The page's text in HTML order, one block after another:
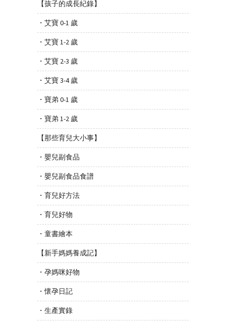
【孩子的成長紀錄】
・艾寶 0-1 歲
・艾寶 1-2 歲
・艾寶 2-3 歲
・艾寶 3-4 歲
・寶弟 0-1 歲
・寶弟 1-2 歲
【那些育兒大小事】
・嬰兒副食品
・嬰兒副食品食譜
・育兒好方法
・育兒好物
・童書繪本
【新手媽媽養成記】
・孕媽咪好物
・懷孕日記
・生產實錄